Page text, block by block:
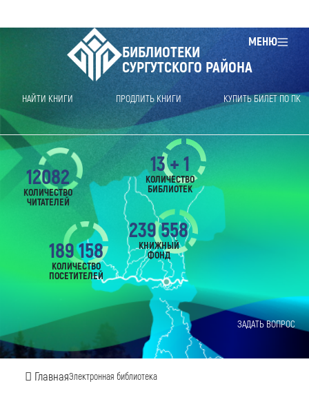
МЕНЮ
БИБЛИОТЕКИ
СУРГУТСКОГО РАЙОНА
НАЙТИ КНИГИ ПРОДЛИТЬ КНИГИ КУПИТЬ БИЛЕТ ПО ПК
ЗАДАТЬ ВОПРОС
ГлавнаяЭлектронная библиотека
12082
КОЛИЧЕСТВО
ЧИТАТЕЛЕЙ
189 158
КОЛИЧЕСТВО
ПОСЕТИТЕЛЕЙ
239 558
КНИЖНЫЙ
ФОНД
13 + 1
КОЛИЧЕСТВО
БИБЛИОТЕК